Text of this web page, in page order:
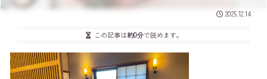
2025.12.14
この記事は約0分で読めます。